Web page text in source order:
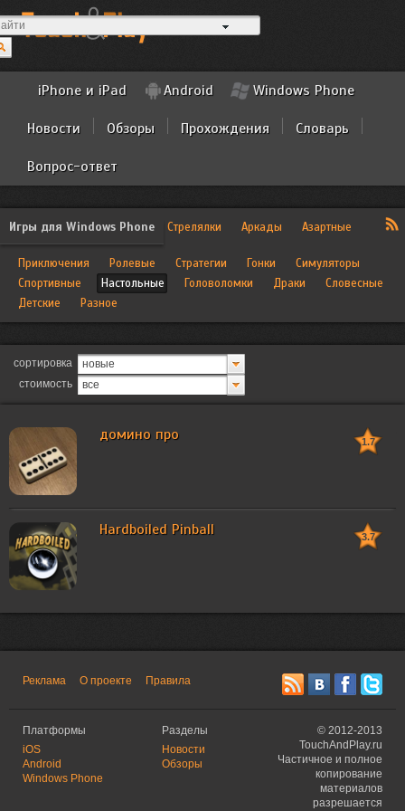
iPhone и iPad Android Windows Phone
Новости Обзоры Прохождения Словарь
Вопрос-ответ
Игры для Windows Phone Стрелялки Аркады Азартные
Приключения Ролевые Стратегии Гонки
Симуляторы
Спортивные
Настольные Головоломки Драки
Словесные
Детские
Разное
сортировка
новые
стоимость
все
1.7
домино про
3.7
Hardboiled Pinball
Реклама О проекте Правила
Платформы
iOS
Android
Windows Phone
Разделы
Новости
Обзоры
© 2012-2013
TouchAndPlay.ru
Частичное и полное
копирование
материалов
разрешается